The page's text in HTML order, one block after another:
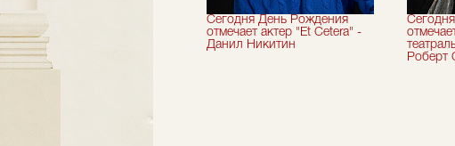
театральный сезон!
Сегодня День Рождения
отмечает актер "Et Cetera" -
Данил Никитин
Роберт